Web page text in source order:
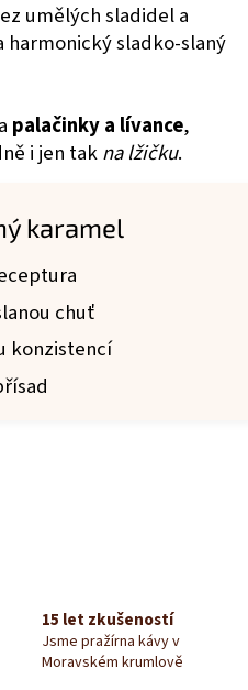
umělých sladidel a
sladko-slaný
palačinky a lívance,
i jen takna lžičku.
karamel
chuť
konzistencí
15 let zkušeností
Jsme pražírna kávy v
Moravském krumlově